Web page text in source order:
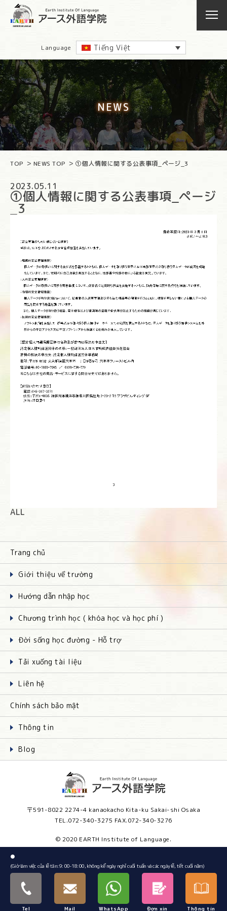
Language Tiếng Việt
NEWS
TOP NEWS TOP ①個人情報に関する公表事項_ページ_3
2023.05.11
①個人情報に関する公表事項_ページ
_3
ALL
Trang chủ
Giới thiệu về trường
Hướng dẫn nhập học
Chương trình học ( khóa học và học phí )
Đời sống học đường - Hỗ trợ
Tải xuống tài liệu
Liên hệ
Chính sách bảo mật
Thông tin
Blog
〒591-8022 2274-4 kanaokacho Kita-ku Sakai-shi Osaka
TEL.072-340-3275 FAX.072-340-3276
© 2020 EARTH Institute of Language.
●
(Giờ làm việc của lễ tân: 9: 00-18: 00, không kể ngày nghỉ cuối tuần và các ngày lễ, tết ​​cuối năm)
Tel Mail WhatsApp Đơn xin Thông tin